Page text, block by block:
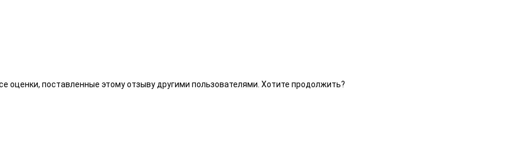
оценки, поставленные этому отзыву другими пользователями. Хотите продолжить?